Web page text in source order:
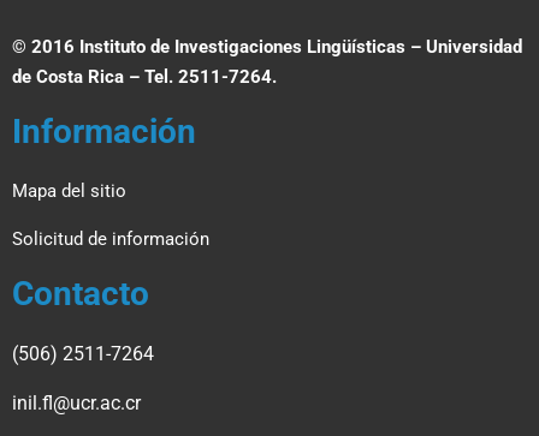
© 2016 Instituto de Investigaciones Lingüísticas – Universidad
de Costa Rica – Tel. 2511-7264.
Información
Mapa del sitio
Solicitud de información
Contacto
(506) 2511-7264
inil.fl@ucr.ac.cr